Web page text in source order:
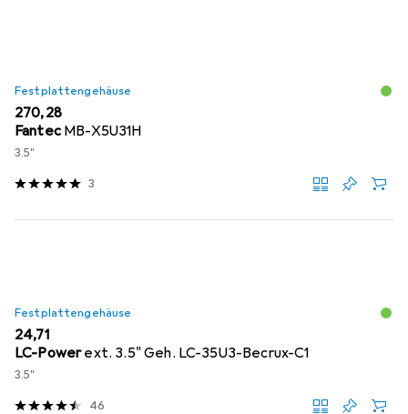
Festplattengehäuse
EUR
270,28
Fantec MB-X5U31H
3.5"
3
Festplattengehäuse
EUR
24,71
LC-Powerext. 3.5" Geh. LC-35U3-Becrux-C1
3.5"
46